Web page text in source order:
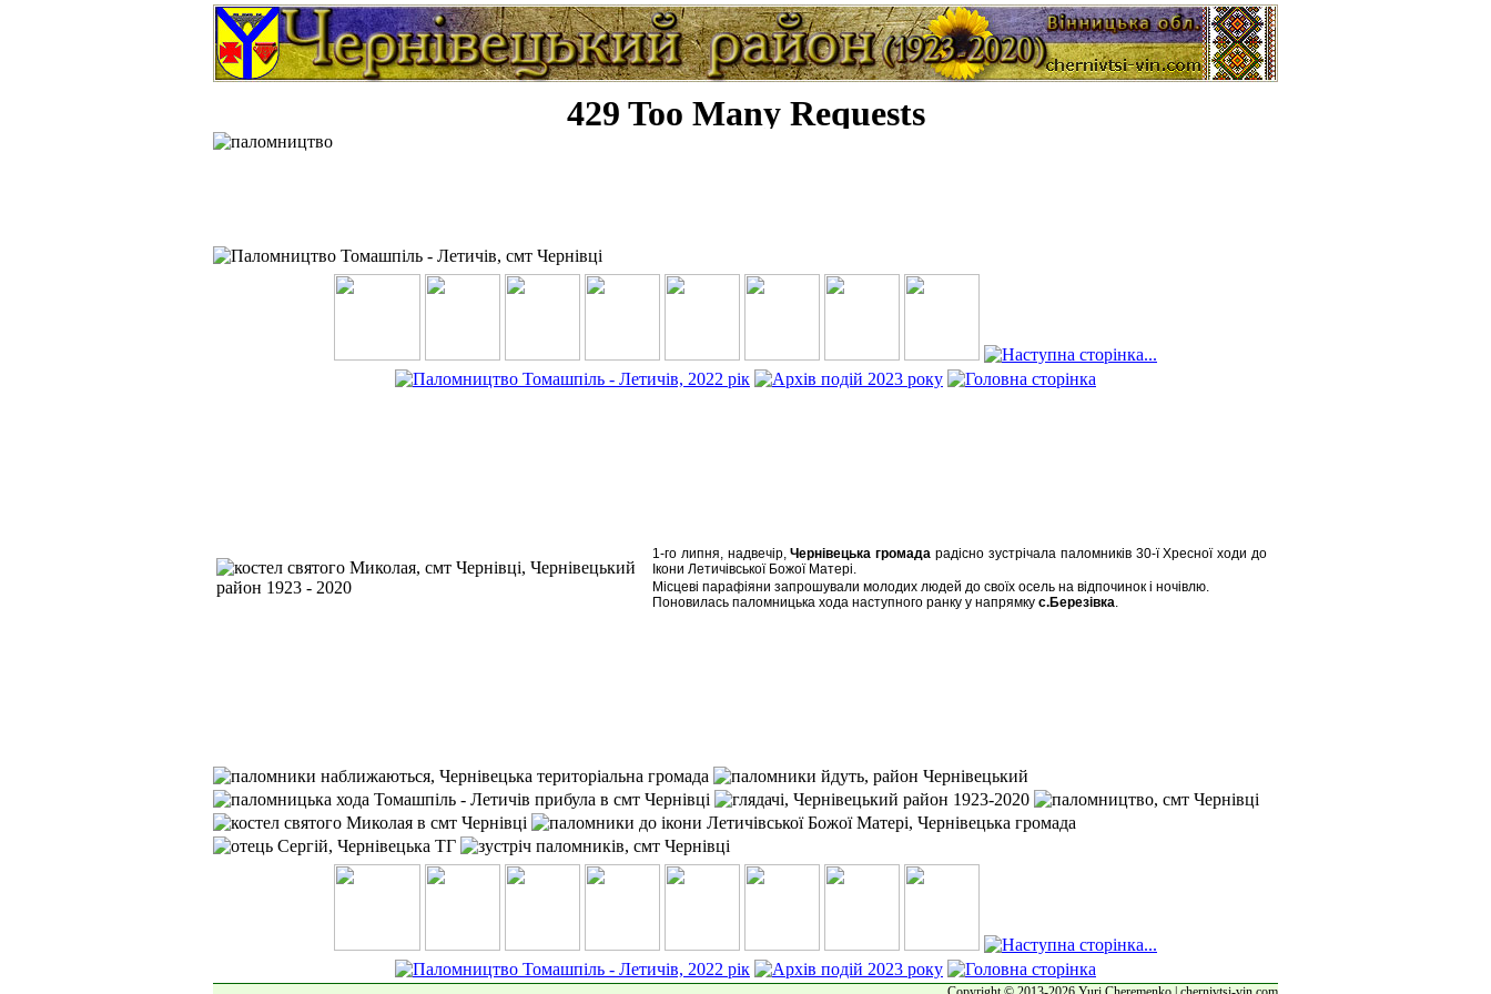
1-го липня, надвечір,Чернівецька громада радісно зустрічала паломників 30-ї Хресної ходи до
Ікони Летичівської Божої Матері.
Місцеві парафіяни запрошували молодих людей до своїх осель на відпочинок і ночівлю.
Поновилась паломницька хода наступного ранку у напрямку с.Березівка.